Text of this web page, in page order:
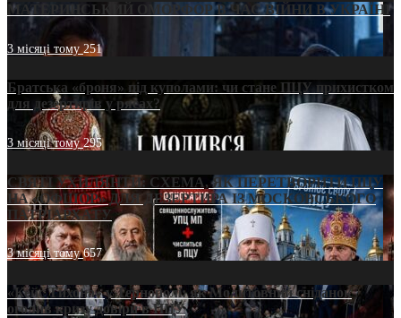
МАТЕРИНСЬКИЙ ОМОРФОР В ЧАС ВІЙНИ В УКРАЇНІ
3 місяці тому251
Братська «броня» під куполами: чи стане ПЦУ прихистком
для дезертирів у рясах?
3 місяці тому295
СВЯТІ УХИЛЯНТИ: СХЕМА, ЯК ПЕРЕТВОРИТИ ПЦУ
НА «ОФШОР» ДЛЯ ДЕЗЕРТИРА ІЗ МОСКОВСЬКОГО
ПАТРІАРХАТУ
3 місяці тому657
«Кейс Тихона» у Тернополі: як Молитовний сніданок
оголив кризу довіри в ПЦУ